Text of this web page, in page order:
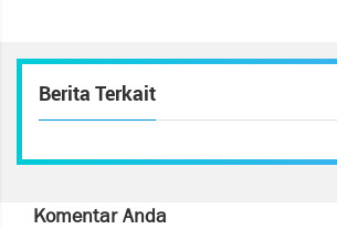
Berita Terkait
Komentar Anda